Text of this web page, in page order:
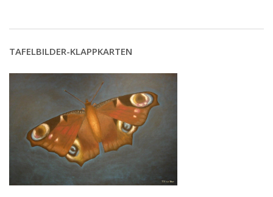
TAFELBILDER-KLAPPKARTEN